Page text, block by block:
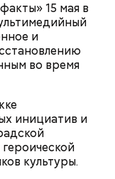
15 мая в
и
во время
инициатив и
культуры.